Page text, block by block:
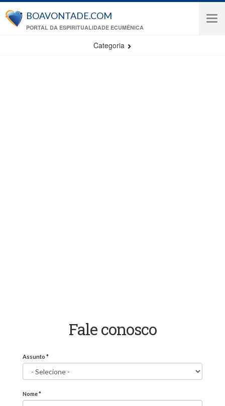
Pular para o conteúdo principal
BOAVONTADE.COM
PORTAL DA ESPIRITUALIDADE ECUMÊNICA
Categoria
Fale conosco
Assunto *
Nome*